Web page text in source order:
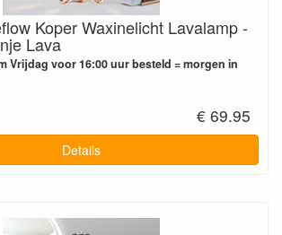
Koper Waxinelicht Lavalamp -
Lava
Vrijdag voor 16:00 uur besteld = morgen in
€ 69.95
Details